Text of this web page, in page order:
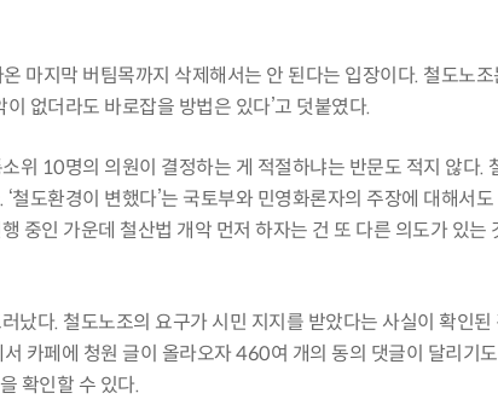
마지막 버팀목까지 삭제해서는 안 된다는 입장이다. 철도노조
없더라도 바로잡을 방법은 있다’고 덧붙였다.
위 10명의 의원이 결정하는 게 적절하냐는 반문도 적지 않다.
. ‘철도환경이 변했다’는 국토부와 민영화론자의 주장에 대해서도
중인 가운데 철산법 개악 먼저 하자는 건 또 다른 의도가 있는
났다. 철도노조의 요구가 시민 지지를 받았다는 사실이 확인된
카페에 청원 글이 올라오자460여 개의 동의 댓글이 달리기
확인할 수 있다.